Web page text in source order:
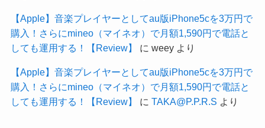
【Apple】音楽プレイヤーとしてau版iPhone5cを3万円で
購入！さらにmineo（マイネオ）で月額1,590円で電話と
しても運用する！【Review】
に weeyより
【Apple】音楽プレイヤーとしてau版iPhone5cを3万円で
購入！さらにmineo（マイネオ）で月額1,590円で電話と
しても運用する！【Review】
に TAKA@P.P.R.S より